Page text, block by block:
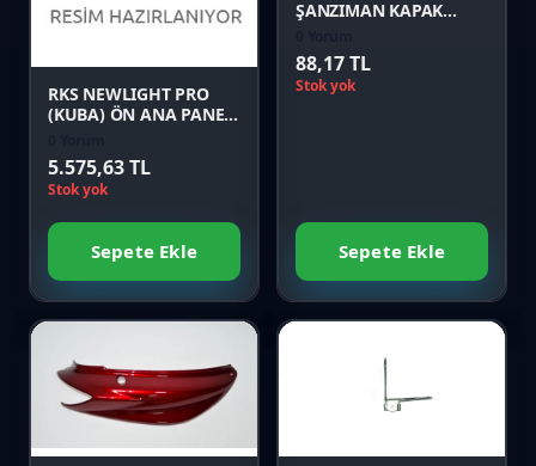
RKS NEWLIGHT PRO
(KUBA) ÖN ANA PANEL
5.575,63 TL
Stok yok
Sepete Ekle
ŞANZIMAN KAPAK
88,17 TL
Stok yok
Sepete Ekle
Favori
Karşılaştır
Favori
Karşılaştır